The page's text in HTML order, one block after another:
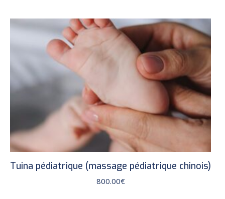
Tuina pédiatrique (massage pédiatrique chinois)
800.00€